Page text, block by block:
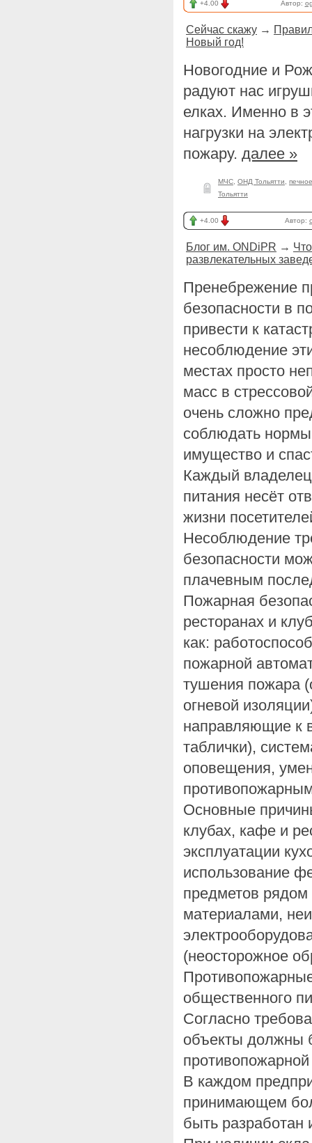
+4.00 Автор:
Сейчас скажу →
Новый год!
Новогодние и
радуют нас
елках. Именно в
нагрузки на
пожару. далее »
МЧС ОНД Тольятти
печное
Тольятти
+4.00 Автор:
Блог им. ONDiPR →
развлекательных
Пренебрежение
безопасности в
привести к
несоблюдение
местах просто
масс в
очень сложно
соблюдать
имущество и
Каждый
питания несёт
жизни
Несоблюдение
безопасности
плачевным
Пожарная
ресторанах и
как:
пожарной
тушения пожара
огневой
направляющие к
таблички),
оповещения,
Основные
клубах, кафе и
эксплуатации
использование
предметов
материалами,
(неосторожное
общественного
Согласно
объекты должны
В каждом
принимающем
быть разработан